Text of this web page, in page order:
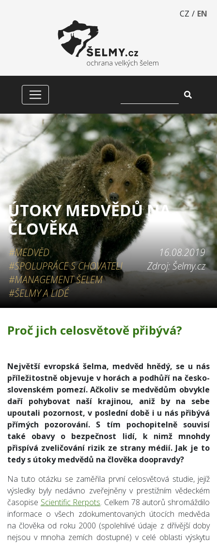
CZ / EN
ÚTOKY MEDVĚDŮ NA
ČLOVĚKA
#MEDVĚD
#SPOLUPRÁCE S CHOVATELI
#MANAGEMENT ŠELEM
#ŠELMY A LIDÉ
16.08.2019
Zdroj: Šelmy.cz
Proč jich celosvětově přibývá?
Největší evropská šelma, medvěd hnědý, se u nás
příležitostně objevuje v horách a podhůří na česko-
slovenském pomezí. Ačkoliv se medvědům obvykle
daří pohybovat naší krajinou, aniž by na sebe
upoutali pozornost, v poslední době i u nás přibývá
přímých pozorování. S tím pochopitelně souvisí
také obavy o bezpečnost lidí, k nimž mnohdy
přispívá zveličování rizik ze strany médií. Jak je to
tedy s útoky medvědů na člověka doopravdy?
Na tuto otázku se zaměřila první celosvětová studie, jejíž
výsledky byly nedávno zveřejněny v prestižním vědeckém
časopise Scientific Rerpots. Celkem 78 autorů shromáždilo
informace o všech zdokumentovaných útocích medvěda
na člověka od roku 2000 (spolehlivé údaje z dřívější doby
nejsou v mnoha zemích dostupné) v celé oblasti výskytu